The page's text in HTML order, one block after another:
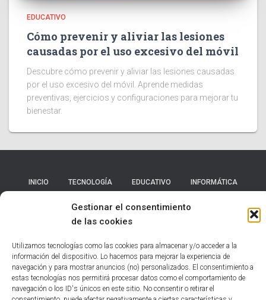
Gestionar el consentimiento
de las cookies
Utilizamos tecnologías como las cookies para almacenar y/o acceder a la
información del dispositivo. Lo hacemos para mejorar la experiencia de
navegación y para mostrar anuncios (no) personalizados. El consentimiento a
estas tecnologías nos permitirá procesar datos como el comportamiento de
navegación o los ID's únicos en este sitio. No consentir o retirar el
EDUCATIVO
Cómo prevenir y aliviar las lesiones
causadas por el uso excesivo del móvil
Descubre cómo prevenir y aliviar las lesiones causadas
por el uso excesivo del móvil. Aprende medidas
preventivas, ejercicios y configuraciones para mejorar tu
bienestar.
INICIO TECNOLOGÍA EDUCATIVO INFORMÁTICA
HUMOR NOTICIAS INTERESANTES
POLÍTICA DE COOKIES (UE)
Hestia | Desarrollado porThemeIsle